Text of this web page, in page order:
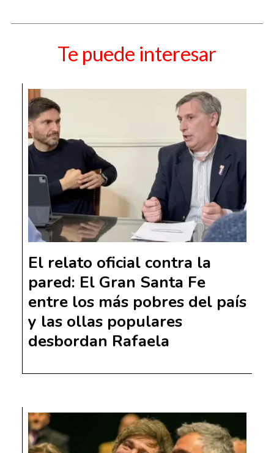
Te puede interesar
El relato oficial contra la
pared: El Gran Santa Fe
entre los más pobres del país
y las ollas populares
desbordan Rafaela